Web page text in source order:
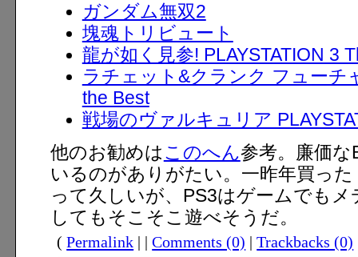
ガンダム無双2
塊魂トリビュート
龍が如く見参! PLAYSTATION 3
ラチェット&クランク フューチ
the Best
戦場のヴァルキュリア
他のお勧めは このへん参考。廉価な
いるのがありがたい。一昨年買っ
って久しいが、PS3はゲームでも
してもそこそこ遊べそうだ。
(Permalink | |Comments (0) |Trackbacks (0)